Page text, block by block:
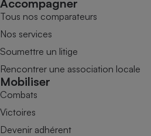
Accompagner
Tous nos comparateurs
Nos services
Soumettre un litige
Rencontrer une association locale
Mobiliser
Combats
Victoires
Devenir adhérent